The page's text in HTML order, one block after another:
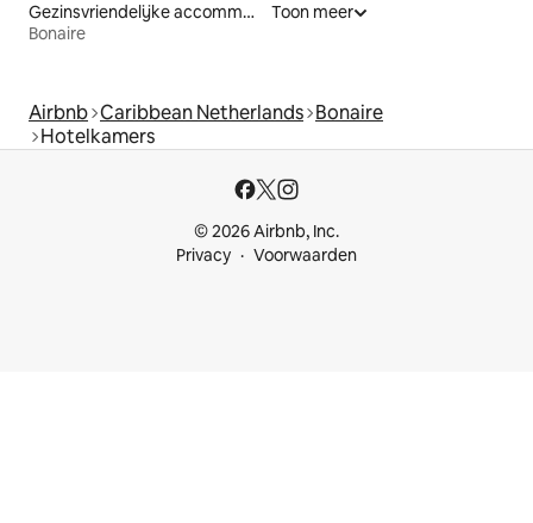
Gezinsvriendelijke accommodaties
Bonaire
Toon meer
Airbnb Caribbean Netherlands Bonaire
Hotelkamers
© 2026 Airbnb, Inc.
Privacy
Voorwaarden